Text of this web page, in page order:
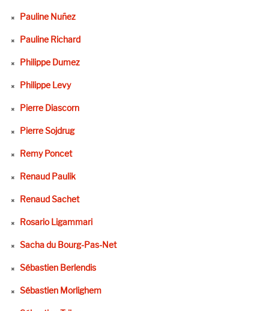
Pauline Nuñez
Pauline Richard
Philippe Dumez
Philippe Levy
Pierre Diascorn
Pierre Sojdrug
Remy Poncet
Renaud Paulik
Renaud Sachet
Rosario Ligammari
Sacha du Bourg-Pas-Net
Sébastien Berlendis
Sébastien Morlighem